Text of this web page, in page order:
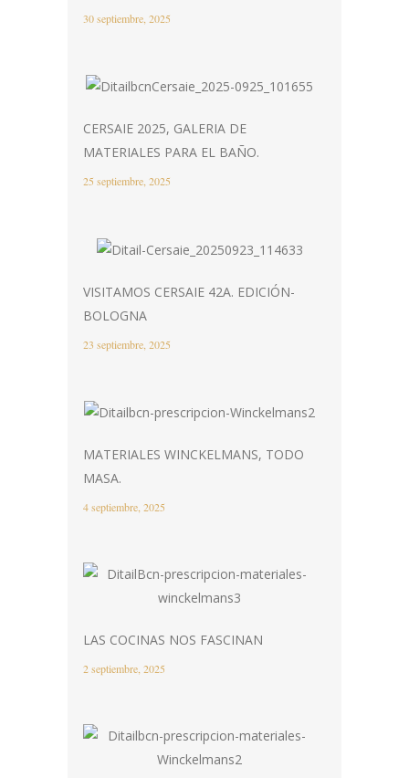
30 septiembre, 2025
CERSAIE 2025, GALERIA DE
MATERIALES PARA EL BAÑO.
25 septiembre, 2025
VISITAMOS CERSAIE 42A. EDICIÓN-
BOLOGNA
23 septiembre, 2025
MATERIALES WINCKELMANS, TODO
MASA.
4 septiembre, 2025
LAS COCINAS NOS FASCINAN
2 septiembre, 2025